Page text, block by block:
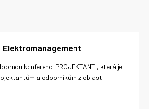
konferenci PROJEKTANTI, která je
a odborníkům z oblasti